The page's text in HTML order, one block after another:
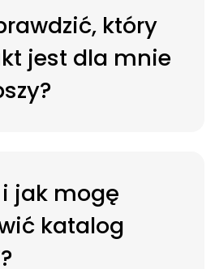
który
jest dla mnie
i jak mogę
katalog